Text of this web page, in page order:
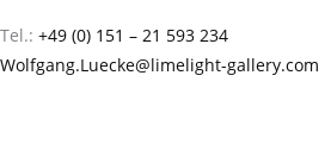
Tel.: +49 (0) 151 – 21 593 234
Wolfgang.Luecke@limelight-gallery.com